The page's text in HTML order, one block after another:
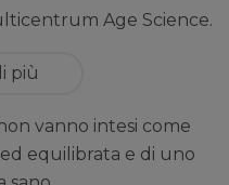
Age Science.
più
vanno intesi come
equilibrata e di uno